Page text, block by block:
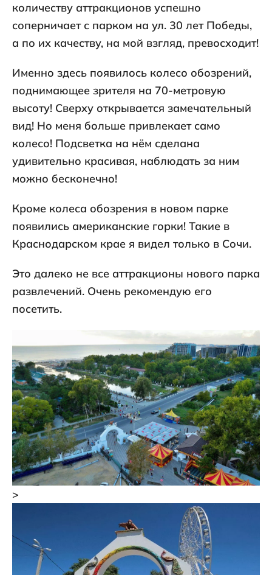
количеству аттракционов успешно
соперничает с парком на ул. 30 лет Победы,
а по их качеству, на мой взгляд, превосходит!
Именно здесь появилось колесо обозрений,
поднимающее зрителя на 70-метровую
высоту! Сверху открывается замечательный
вид! Но меня больше привлекает само
колесо! Подсветка на нём сделана
удивительно красивая, наблюдать за ним
можно бесконечно!
Кроме колеса обозрения в новом парке
появились американские горки! Такие в
Краснодарском крае я видел только в Сочи.
Это далеко не все аттракционы нового парка
развлечений. Очень рекомендую его
посетить.
>